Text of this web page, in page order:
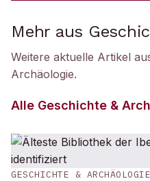
Mehr aus
Weitere aktuelle Artikel
Archäologie.
Alle Geschichte &
GESCHICHTE & ARCHÄOLOGIE